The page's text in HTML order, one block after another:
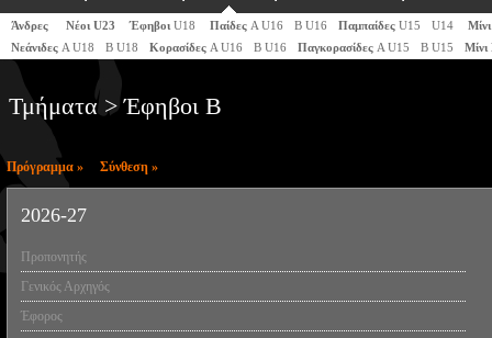
Άνδρες Νέοι U23 Έφηβοι U18 Παίδες Α U16 Β U16 Παμπαίδες U15 U14
Νεάνιδες Α U18 Β U18 Κορασίδες Α U16 Β U16 Παγκορασίδες A U15 Β U15
Τμήματα > Έφηβοι Β
Πρόγραμμα » Σύνθεση »
2026-27
Προπονητής
Γενικός Αρχηγός
Έφορος